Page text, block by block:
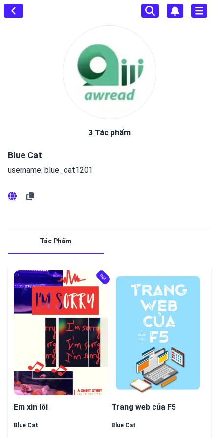
3 Tác phẩm
Blue Cat
username: blue_cat1201
Tác Phẩm
Em xin lỗi
Blue Cat
hết
Trang web của F5
Blue Cat